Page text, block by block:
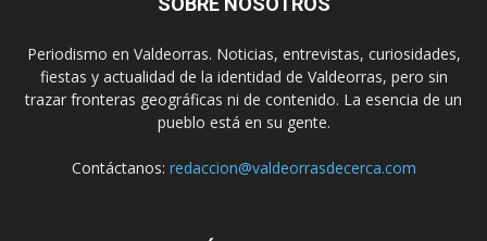
Periodismo en Valdeorras. Noticias, entrevistas, curiosidades,
fiestas y actualidad de la identidad de Valdeorras, pero sin
trazar fronteras geográficas ni de contenido. La esencia de un
pueblo está en su gente.
Contáctanos: redaccion@valdeorrasdecerca.com